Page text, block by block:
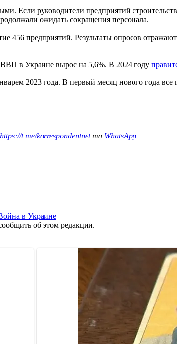
Если руководители предприятий
ожидать сокращения персонала.
456 предприятий. Результаты опросов
в Украине вырос на 5,6%. В 2024 году
2023 года. В первый месяц нового года все
https://t.me/korrespondentnetта WhatsApp
в Украине
об этом редакции.